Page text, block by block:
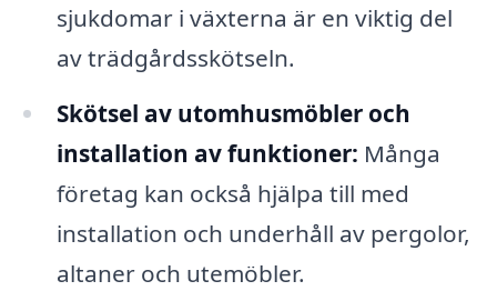
sjukdomar i växterna är en viktig del
av trädgårdsskötseln.
Skötsel av utomhusmöbler och
installation av funktioner: Många
företag kan också hjälpa till med
installation och underhåll av pergolor,
altaner och utemöbler.